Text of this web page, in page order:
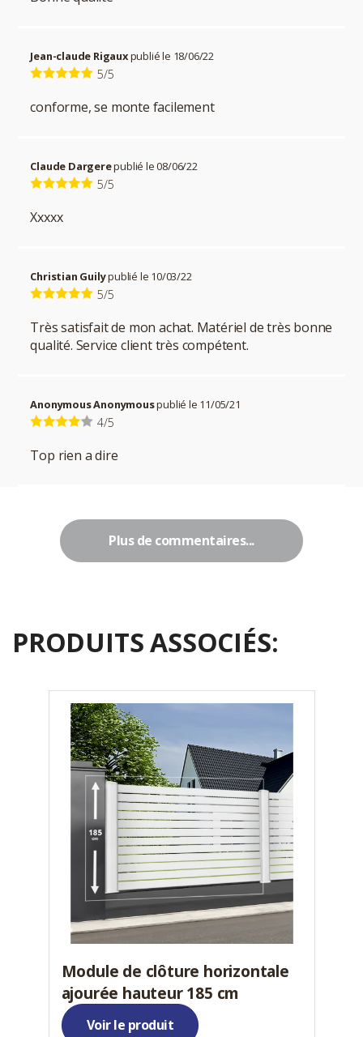
Jean-claude Rigauxpublié le 18/06/22
5/5
conforme, se monte facilement
Claude Dargerepublié le 08/06/22
5/5
Xxxxx
Christian Guilypublié le 10/03/22
5/5
Très satisfait de mon achat. Matériel de très bonne
qualité. Service client très compétent.
Anonymous Anonymouspublié le 11/05/21
4/5
Top rien a dire
Plus de commentaires...
PRODUITS ASSOCIÉS:
Module de clôture horizontale
ajourée hauteur 185 cm
Voir le produit